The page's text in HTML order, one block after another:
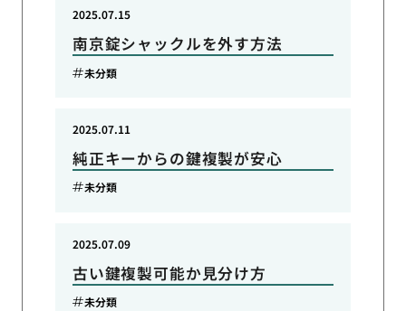
南京錠シャックルを外す方法
2025.07.15
未分類
純正キーからの鍵複製が安心
2025.07.11
未分類
古い鍵複製可能か見分け方
2025.07.09
未分類